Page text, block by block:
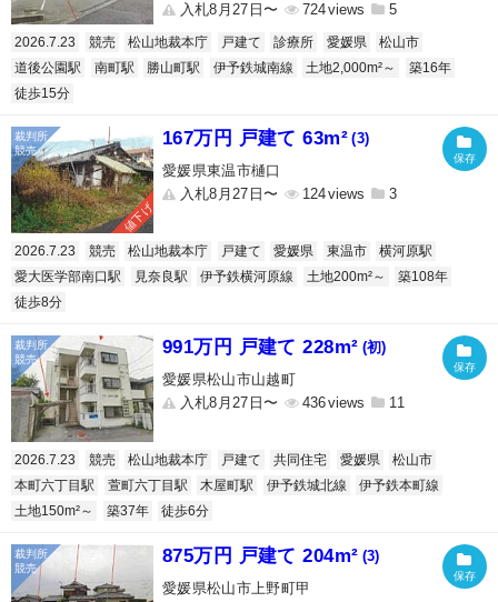
入札8月27日〜
724 5
2026.7.23 競売 松山地裁本庁 戸建て 診療所 愛媛県
松山市
道後公園駅
南町駅 勝山町駅 伊予鉄城南線 土地2,000m²～
築16年
徒歩15分
値下げ
167万円 戸建て 63m² (3)
愛媛県東温市樋口
入札8月27日〜
124 3
2026.7.23 競売 松山地裁本庁 戸建て 愛媛県 東温市
横河原駅
愛大医学部南口駅
見奈良駅 伊予鉄横河原線 土地200m²～
築108年
徒歩8分
991万円 戸建て 228m² (初)
愛媛県松山市山越町
入札8月27日〜
436 11
2026.7.23 競売 松山地裁本庁 戸建て 共同住宅 愛媛県
松山市
本町六丁目駅
萱町六丁目駅 木屋町駅 伊予鉄城北線
伊予鉄本町線
土地150m²～
築37年 徒歩6分
875万円 戸建て 204m² (3)
愛媛県松山市上野町甲